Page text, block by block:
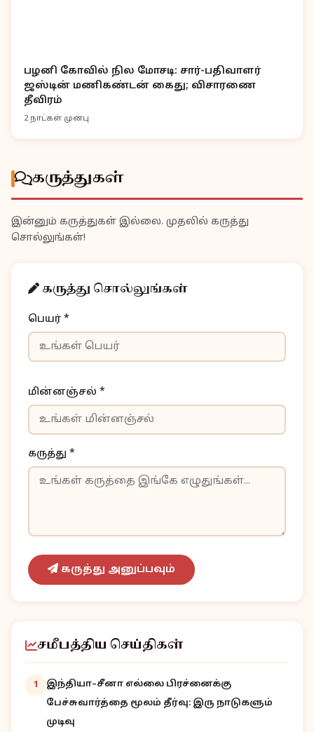
பழனி கோவில் நில மோசடி: சார்-பதிவாளர்
ஜஸ்டின் மணிகண்டன் கைது; விசாரணை
தீவிரம்
2 நாட்கள் முன்பு
கருத்துகள்
இன்னும் கருத்துகள் இல்லை. முதலில் கருத்து
சொல்லுங்கள்!
கருத்து சொல்லுங்கள்
பெயர் *
மின்னஞ்சல் *
கருத்து *
கருத்து அனுப்பவும்
சமீபத்திய செய்திகள்
1
இந்தியா–சீனா எல்லை பிரச்னைக்கு
பேச்சுவார்த்தை மூலம் தீர்வு: இரு நாடுகளும்
முடிவு